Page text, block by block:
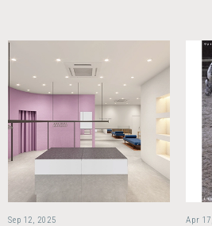
Sep 12, 2025 Apr